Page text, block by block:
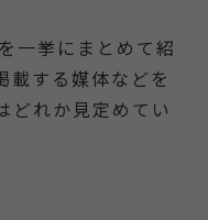
一挙にまとめて紹
載する媒体などを
どれか見定めてい